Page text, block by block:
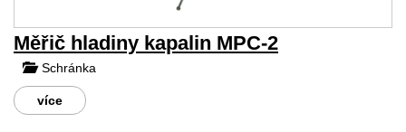
Měřič hladiny kapalin MPC-2
Schránka
více